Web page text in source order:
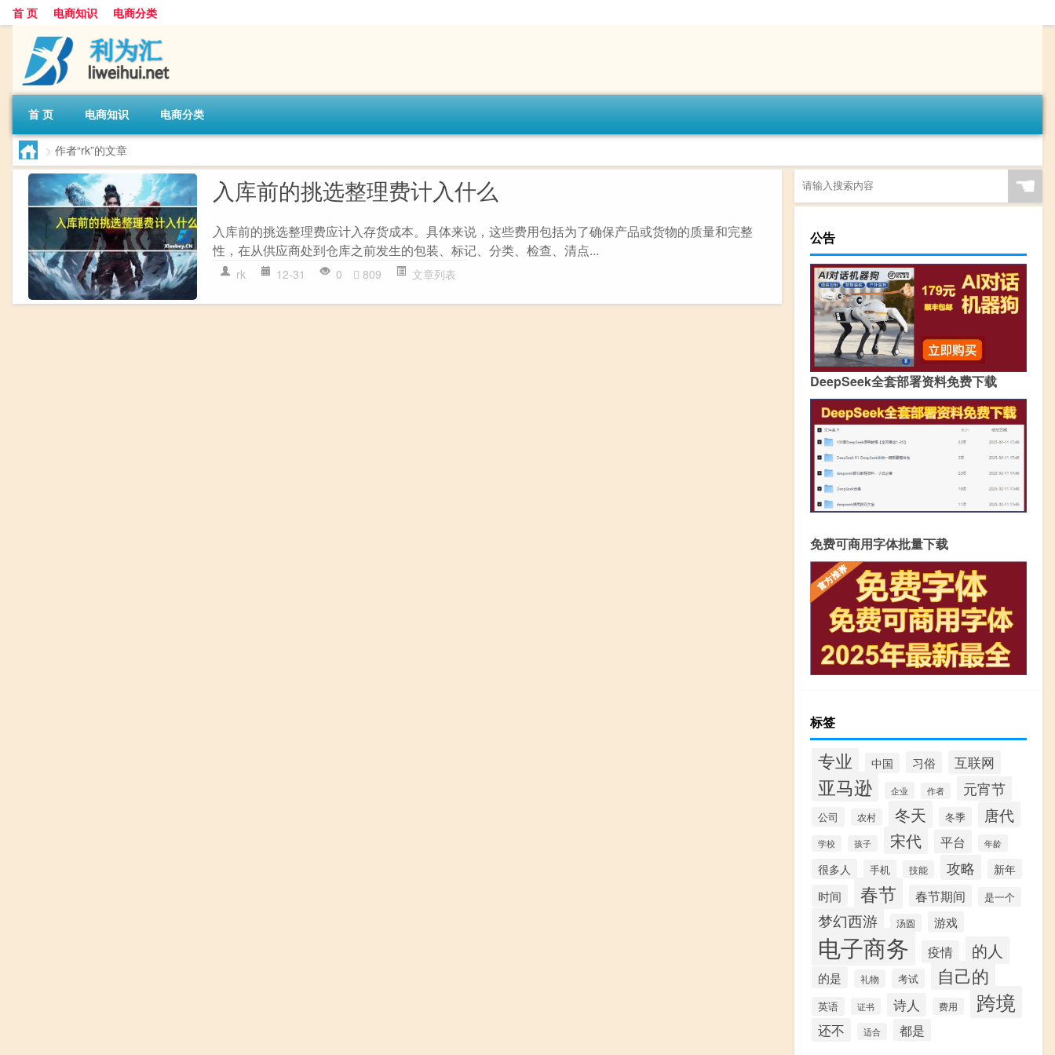
首 页 电商知识 电商分类
首 页 电商知识 电商分类
> 作者“rk”的文章
入库前的挑选整理费计入什么
入库前的挑选整理费应计入存货成本。具体来说，这些费用包括为了确保产品或货物的质量和完整
性，在从供应商处到仓库之前发生的包装、标记、分类、检查、清点...
rk 12-31 0 809 文章列表
☚
公告
DeepSeek全套部署资料免费下载
免费可商用字体批量下载
标签
专业 中国 习俗 互联网
亚马逊 企业 作者 元宵节
公司 农村 冬天 冬季 唐代
学校 孩子 宋代 平台 年龄
很多人 手机 技能 攻略 新年
时间 春节 春节期间 是一个
梦幻西游 汤圆 游戏
电子商务 疫情 的人
的是 礼物 考试 自己的
英语 证书 诗人 费用 跨境
还不 适合 都是